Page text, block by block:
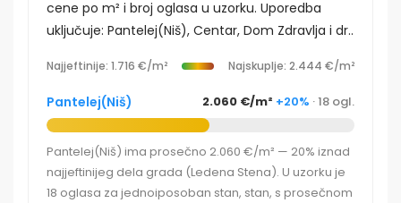
cene po m² i broj oglasa u uzorku. Uporedba
uključuje: Pantelej(Niš), Centar, Dom Zdravlja i dr..
Najjeftinije: 1.716 €/m² Najskuplje: 2.444 €/m²
Pantelej(Niš) 2.060 €/m² +20% · 18 ogl.
Pantelej(Niš) ima prosečno 2.060 €/m² — 20% iznad
najjeftinijeg dela grada (Ledena Stena). U uzorku je
18 oglasa za jednoiposoban stan, stan, s prosečnom